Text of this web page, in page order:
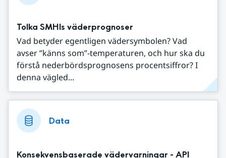
Tolka SMHIs väderprognoser
Vad betyder egentligen vädersymbolen? Vad
avser ”känns som”-temperaturen, och hur ska du
förstå nederbördsprognosens procentsiffror? I
denna vägled...
Data
Konsekvensbaserade vädervarningar - API